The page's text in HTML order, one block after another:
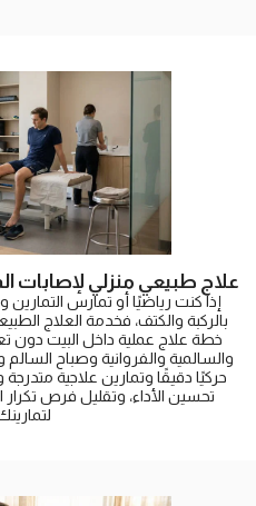
علاج طبيعي منزلي لإصابات
إذا كنت رياضيًا أو تمارس
بالركبة والكتف، فخدمة العلاج
خطة علاج عملية داخل البيت
والسالمية والفروانية وصباح
حركيًا دقيقًا وتمارين علاجية
تحسين الأداء، وتقليل فرص